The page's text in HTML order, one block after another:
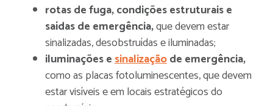
rotas de fuga, condições estruturais e
saídas de emergência,que devem estar
sinalizadas, desobstruídas e iluminadas;
iluminações esinalizaçãode emergência,
como as placas fotoluminescentes, que devem
estar visíveis e em locais estratégicos do